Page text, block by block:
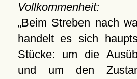
Vollkommenheit:
Beim Streben nach
handelt es sich
Stücke: um die
und um den